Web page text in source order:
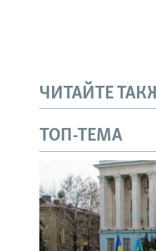
ЧИТАЙТЕ
ТОП-ТЕМА